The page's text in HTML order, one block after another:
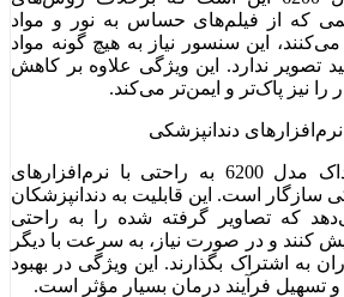
که از فیلم‌های حساس به نور و مواد
این سنسور نیاز به هیچ گونه مواد
تصویر ندارد. این ویژگی علاوه بر کاهش
را نیز پاک‌تر و ایمن‌تر می‌کند.
سنسور RVG کداک مدل 6200 به راحتی با نرم‌افزارهای
سازگار است. این قابلیت به دندانپزشکان
که تصاویر گرفته شده را به راحتی
کنند و در صورت نیاز، به سرعت با دیگر
به اشتراک بگذارند. این ویژگی در بهبود
تسهیل فرآیند درمان بسیار مؤثر است.